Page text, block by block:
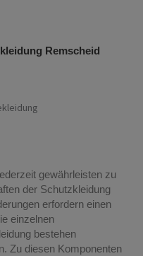
Remscheid
gewährleisten zu
der Schutzkleidung
erfordern einen
einzelnen
bestehen
Zu diesen Komponenten